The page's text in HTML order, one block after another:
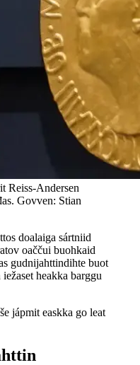
Reiss-Andersen
Govven: Stian
doalaiga sártniid
oaččui buohkaid
gudnijahttindihte buot
heakka barggu
jápmit easkka go leat